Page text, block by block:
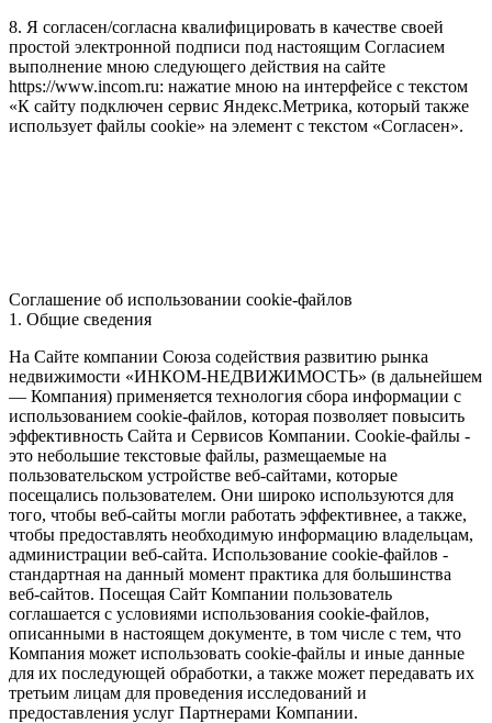
8. Я согласен/согласна квалифицировать в качестве своей
простой электронной подписи под настоящим Согласием
выполнение мною следующего действия на сайте
https://www.incom.ru: нажатие мною на интерфейсе с текстом
«К сайту подключен сервис Яндекс.Метрика, который также
использует файлы cookie» на элемент с текстом «Согласен».
Соглашение об использовании cookie-файлов
1. Общие сведения
На Сайте компании Союза содействия развитию рынка
недвижимости «ИНКОМ-НЕДВИЖИМОСТЬ» (в дальнейшем
— Компания) применяется технология сбора информации с
использованием cookie-файлов, которая позволяет повысить
эффективность Сайта и Сервисов Компании. Сookie-файлы -
это небольшие текстовые файлы, размещаемые на
пользовательском устройстве веб-сайтами, которые
посещались пользователем. Они широко используются для
того, чтобы веб-сайты могли работать эффективнее, а также,
чтобы предоставлять необходимую информацию владельцам,
администрации веб-сайта. Использование cookie-файлов -
стандартная на данный момент практика для большинства
веб-сайтов. Посещая Сайт Компании пользователь
соглашается с условиями использования cookie-файлов,
описанными в настоящем документе, в том числе с тем, что
Компания может использовать cookie-файлы и иные данные
для их последующей обработки, а также может передавать их
третьим лицам для проведения исследований и
предоставления услуг Партнерами Компании.